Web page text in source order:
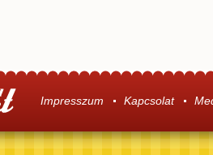
Impresszum Kapcsolat